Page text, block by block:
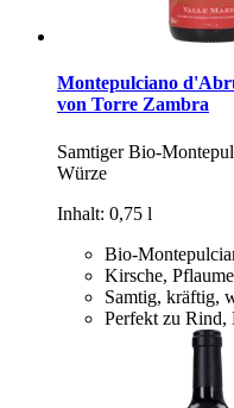
Montepulciano
von Torre Zambra
Samtiger Bio-
Würze
Inhalt: 0,75 l
Bio-
Kirsche,
Samtig, kräftig,
Perfekt zu Rind,